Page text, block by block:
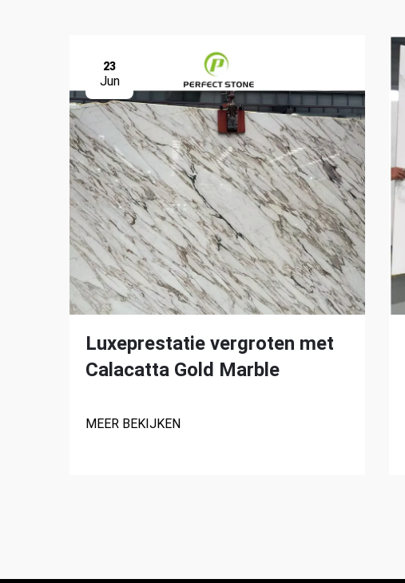
23
Jun
Luxeprestatie vergroten met
Calacatta Gold Marble
MEER BEKIJKEN